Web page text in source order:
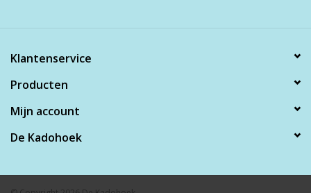
Klantenservice
Producten
Mijn account
De Kadohoek